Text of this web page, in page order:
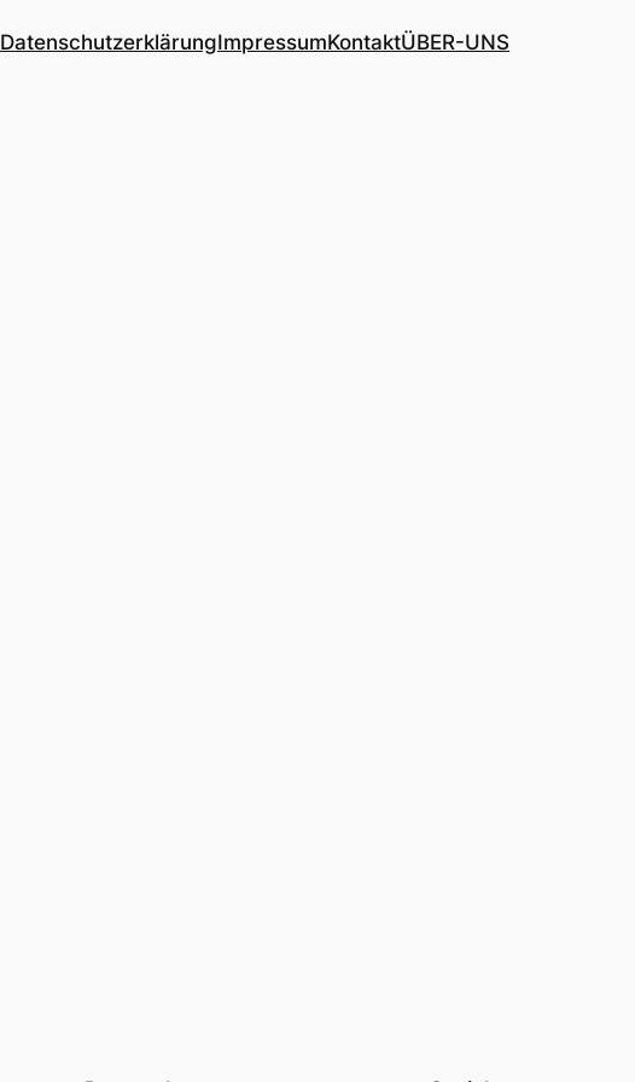
DatenschutzerklärungImpressumKontaktÜBER-UNS